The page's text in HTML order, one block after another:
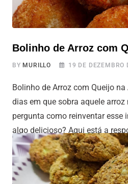
Bolinho de Arroz com
BYMURILLO 19 DE DEZEMBRO
Bolinho de Arroz com Queijo
dias em que sobra aquele arroz
pergunta como reinventar esse
algo delicioso? Aqui está a
com queijo na Airfryer! Não é
mas também uma ótima